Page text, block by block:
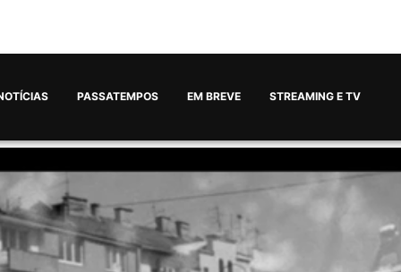
PASSATEMPOS EM BREVE STREAMING E TV